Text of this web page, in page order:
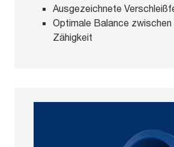
Ausgezeichnete
Optimale Balance zwischen
Zähigkeit